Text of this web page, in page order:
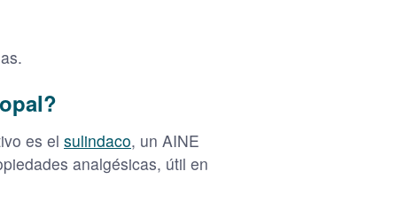
es el sulindaco, un AINE
analgésicas, útil en